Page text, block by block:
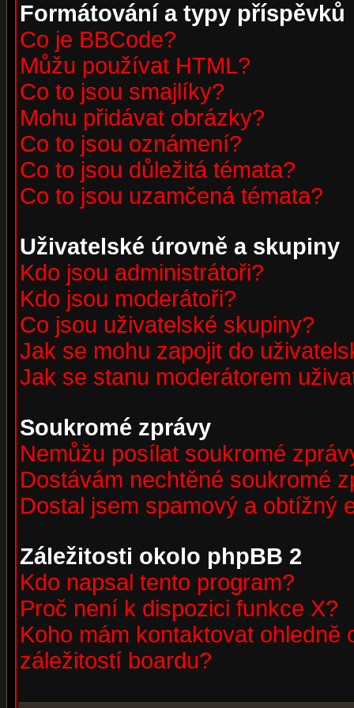
Formátování a typy příspěvků
Co je BBCode?
Můžu používat HTML?
Co to jsou smajlíky?
Mohu přidávat obrázky?
Co to jsou oznámení?
Co to jsou důležitá témata?
Co to jsou uzamčená témata?
Uživatelské úrovně a skupiny
Kdo jsou administrátoři?
Kdo jsou moderátoři?
Co jsou uživatelské skupiny?
Jak se mohu zapojit do
Jak se stanu moderátorem
Soukromé zprávy
Nemůžu posílat soukromé
Dostávám nechtěné soukromé
Dostal jsem spamový a obtížný
Záležitosti okolo phpBB 2
Kdo napsal tento program?
Proč není k dispozici funkce X?
Koho mám kontaktovat
záležitostí boardu?